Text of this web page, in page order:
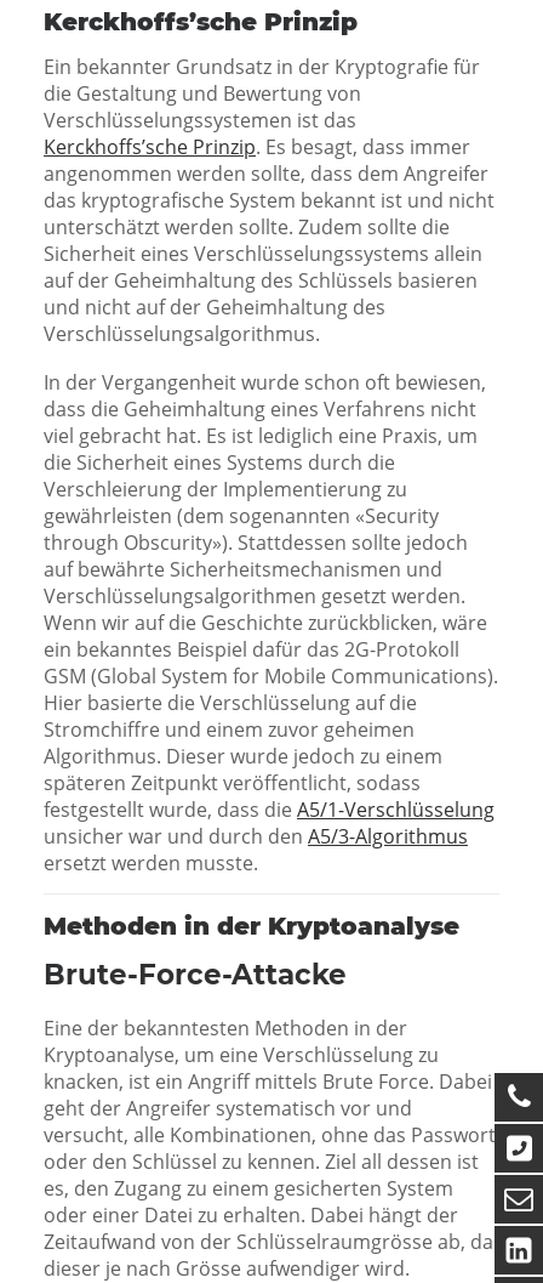
Kerckhoffs’sche Prinzip
Ein bekannter Grundsatz in der Kryptografie für
die Gestaltung und Bewertung von
Verschlüsselungssystemen ist das
Kerckhoffs’sche Prinzip. Es besagt, dass immer
angenommen werden sollte, dass dem Angreifer
das kryptografische System bekannt ist und nicht
unterschätzt werden sollte. Zudem sollte die
Sicherheit eines Verschlüsselungssystems allein
auf der Geheimhaltung des Schlüssels basieren
und nicht auf der Geheimhaltung des
Verschlüsselungsalgorithmus.
In der Vergangenheit wurde schon oft bewiesen,
dass die Geheimhaltung eines Verfahrens nicht
viel gebracht hat. Es ist lediglich eine Praxis, um
die Sicherheit eines Systems durch die
Verschleierung der Implementierung zu
gewährleisten (dem sogenannten «Security
through Obscurity»). Stattdessen sollte jedoch
auf bewährte Sicherheitsmechanismen und
Verschlüsselungsalgorithmen gesetzt werden.
Wenn wir auf die Geschichte zurückblicken, wäre
ein bekanntes Beispiel dafür das 2G-Protokoll
GSM (Global System for Mobile Communications).
Hier basierte die Verschlüsselung auf die
Stromchiffre und einem zuvor geheimen
Algorithmus. Dieser wurde jedoch zu einem
späteren Zeitpunkt veröffentlicht, sodass
festgestellt wurde, dass die A5/1-Verschlüsselung
unsicher war und durch den A5/3-Algorithmus
ersetzt werden musste.
Methoden in der Kryptoanalyse
Brute-Force-Attacke
Eine der bekanntesten Methoden in der
Kryptoanalyse, um eine Verschlüsselung zu
knacken, ist ein Angriff mittels Brute Force. Dabei
geht der Angreifer systematisch vor und
versucht, alle Kombinationen, ohne das Passwort
oder den Schlüssel zu kennen. Ziel all dessen ist
es, den Zugang zu einem gesicherten System
oder einer Datei zu erhalten. Dabei hängt der
Zeitaufwand von der Schlüsselraumgrösse ab, da
dieser je nach Grösse aufwendiger wird.